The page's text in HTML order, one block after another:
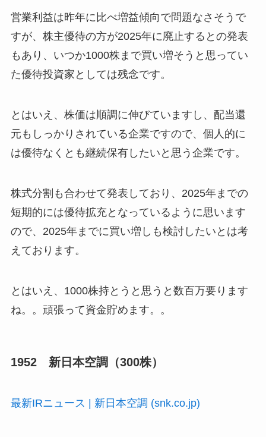
営業利益は昨年に比べ増益傾向で問題なさそうで
すが、株主優待の方が2025年に廃止するとの発表
もあり、いつか1000株まで買い増そうと思ってい
た優待投資家としては残念です。
とはいえ、株価は順調に伸びていますし、配当還
元もしっかりされている企業ですので、個人的に
は優待なくとも継続保有したいと思う企業です。
株式分割も合わせて発表しており、2025年までの
短期的には優待拡充となっているように思います
ので、2025年までに買い増しも検討したいとは考
えております。
とはいえ、1000株持とうと思うと数百万要ります
ね。。頑張って資金貯めます。。
1952 新日本空調（300株）
最新IRニュース | 新日本空調 (snk.co.jp)